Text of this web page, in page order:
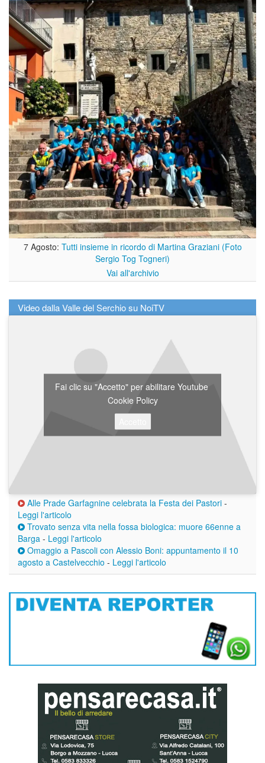
7 Agosto: Tutti insieme in ricordo di Martina Graziani (Foto
Sergio Tog Togneri)
Vai all'archivio
Video dalla Valle del Serchio su NoiTV
Fai clic su "Accetto" per abilitare Youtube
Cookie Policy
Alle Prade Garfagnine celebrata la Festa dei Pastori -
Leggi l'articolo
Trovato senza vita nella fossa biologica: muore 66enne a
Barga - Leggi l'articolo
Omaggio a Pascoli con Alessio Boni: appuntamento il 10
agosto a Castelvecchio - Leggi l'articolo